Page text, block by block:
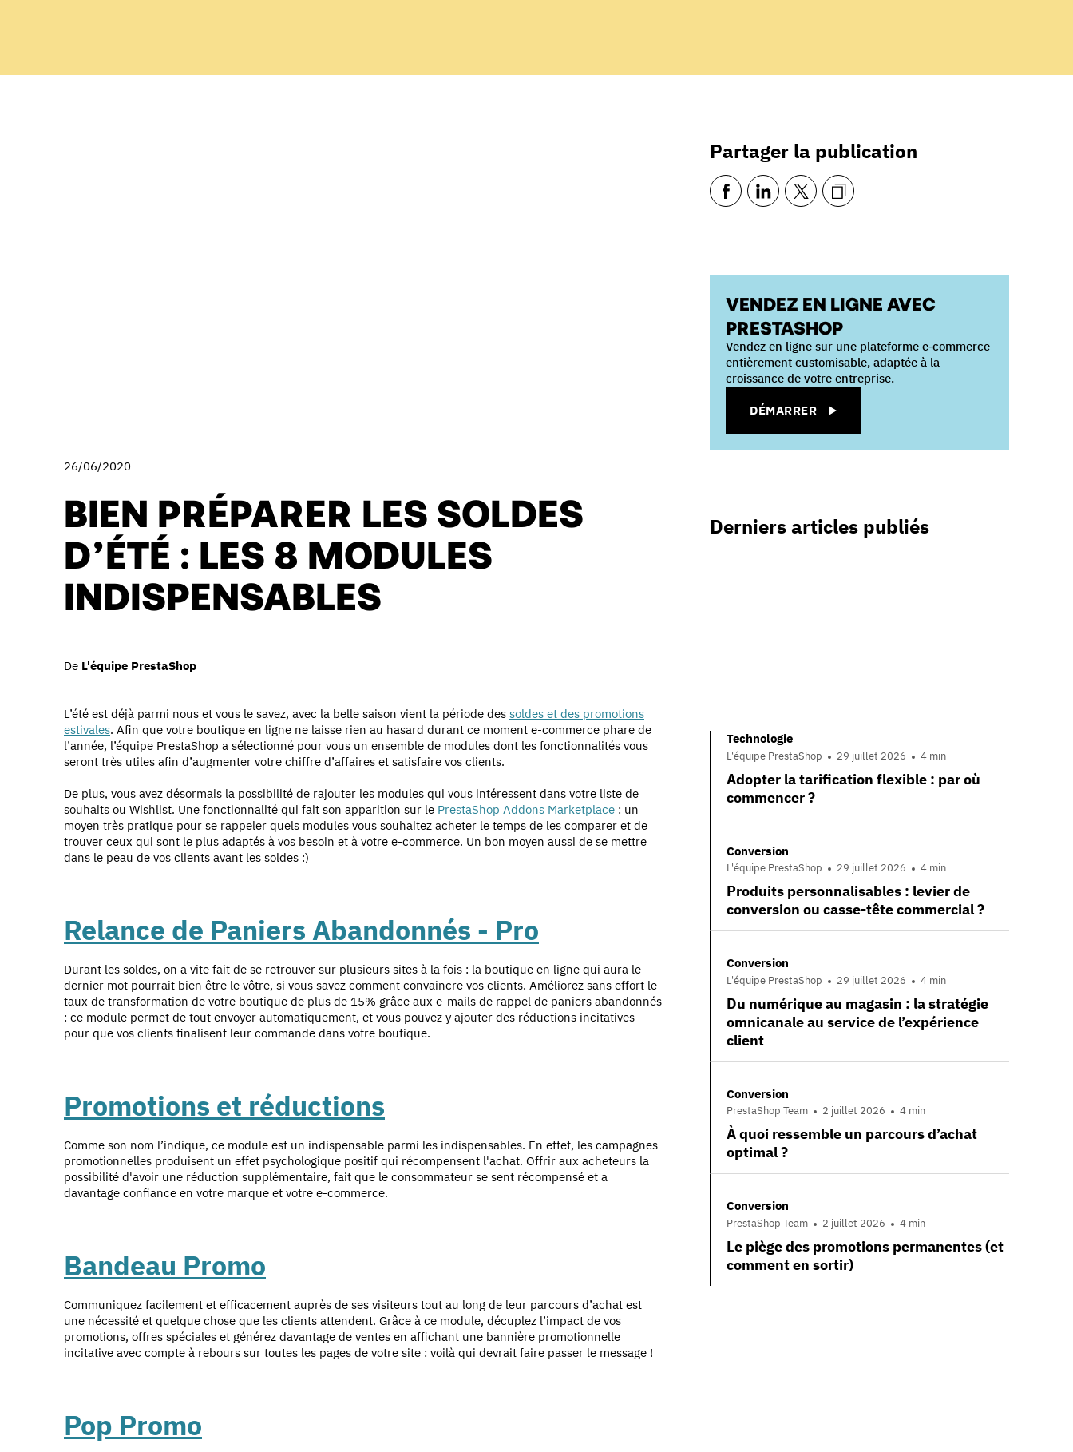
26/06/2020
BIEN PRÉPARER LES SOLDES
D’ÉTÉ : LES 8 MODULES
INDISPENSABLES
De L'équipe PrestaShop
L’été est déjà parmi nous et vous le savez, avec la belle saison vient la période des soldes et des promotions
estivales. Afin que votre boutique en ligne ne laisse rien au hasard durant ce moment e-commerce phare de
l’année, l’équipe PrestaShop a sélectionné pour vous un ensemble de modules dont les fonctionnalités vous
seront très utiles afin d’augmenter votre chiffre d’affaires et satisfaire vos clients.
De plus, vous avez désormais la possibilité de rajouter les modules qui vous intéressent dans votre liste de
souhaits ou Wishlist. Une fonctionnalité qui fait son apparition sur le PrestaShop Addons Marketplace : un
moyen très pratique pour se rappeler quels modules vous souhaitez acheter le temps de les comparer et de
trouver ceux qui sont le plus adaptés à vos besoin et à votre e-commerce. Un bon moyen aussi de se mettre
dans le peau de vos clients avant les soldes :)
Relance de Paniers Abandonnés - Pro
Durant les soldes, on a vite fait de se retrouver sur plusieurs sites à la fois : la boutique en ligne qui aura le
dernier mot pourrait bien être le vôtre, si vous savez comment convaincre vos clients. Améliorez sans effort le
taux de transformation de votre boutique de plus de 15% grâce aux e-mails de rappel de paniers abandonnés
: ce module permet de tout envoyer automatiquement, et vous pouvez y ajouter des réductions incitatives
pour que vos clients finalisent leur commande dans votre boutique.
Promotions et réductions
Comme son nom l’indique, ce module est un indispensable parmi les indispensables. En effet, les campagnes
promotionnelles produisent un effet psychologique positif qui récompensent l'achat. Offrir aux acheteurs la
possibilité d'avoir une réduction supplémentaire, fait que le consommateur se sent récompensé et a
davantage confiance en votre marque et votre e-commerce.
Bandeau Promo
Communiquez facilement et efficacement auprès de ses visiteurs tout au long de leur parcours d’achat est
une nécessité et quelque chose que les clients attendent. Grâce à ce module, décuplez l’impact de vos
promotions, offres spéciales et générez davantage de ventes en affichant une bannière promotionnelle
incitative avec compte à rebours sur toutes les pages de votre site : voilà qui devrait faire passer le message !
Pop Promo
Partager la publication
VENDEZ EN LIGNE AVEC
PRESTASHOP
Vendez en ligne sur une plateforme e‑commerce
entièrement customisable, adaptée à la
croissance de votre entreprise.
DÉMARRER
Derniers articles publiés
Technologie
L'équipe PrestaShop 29 juillet 2026 4 min
Adopter la tarification flexible : par où
commencer ?
Conversion
L'équipe PrestaShop 29 juillet 2026 4 min
Produits personnalisables : levier de
conversion ou casse-tête commercial ?
Conversion
L'équipe PrestaShop 29 juillet 2026 4 min
Du numérique au magasin : la stratégie
omnicanale au service de l’expérience
client
Conversion
PrestaShop Team 2 juillet 2026 4 min
À quoi ressemble un parcours d’achat
optimal ?
Conversion
PrestaShop Team 2 juillet 2026 4 min
Le piège des promotions permanentes (et
comment en sortir)